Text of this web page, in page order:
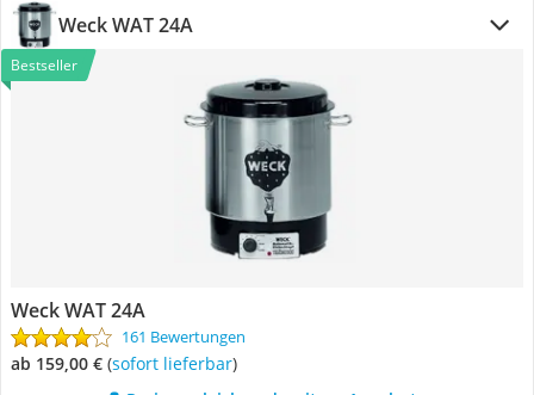
Weck WAT 24A
Bestseller
Weck WAT 24A
161 Bewertungen
ab 159,00 € ( Sofort lieferbar)